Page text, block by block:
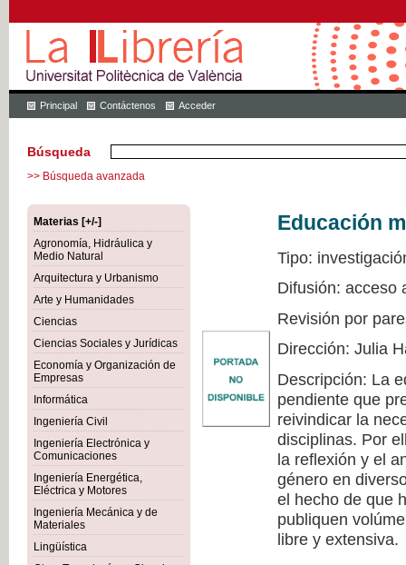
Principal Contáctenos Acceder
Búsqueda
>> Búsqueda avanzada
Materias [+/-]
Agronomía, Hidráulica y
Medio Natural
Arquitectura y Urbanismo
Arte y Humanidades
Ciencias
Ciencias Sociales y Jurídicas
Economía y Organización de
Empresas
Informática
Ingeniería Civil
Ingeniería Electrónica y
Comunicaciones
Ingeniería Energética,
Eléctrica y Motores
Ingeniería Mecánica y de
Materiales
Lingüística
Educación
Tipo:
Difusión: acceso
Revisión por
Dirección: Julia
Descripción: La
pendiente que
reivindicar la
disciplinas. Por
la reflexión y el
género en
el hecho de que
publiquen
libre y extensiva.